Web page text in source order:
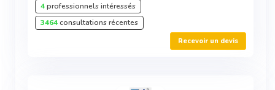
4professionnels intéressés
3464consultations récentes
Recevoir un devis